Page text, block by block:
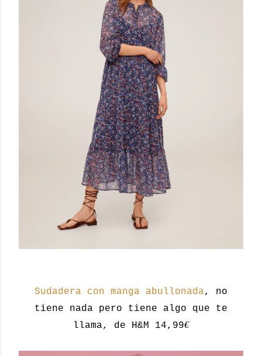
Sudadera con manga abullonada, no
tiene nada pero tiene algo que te
llama, de H&M 14,99€